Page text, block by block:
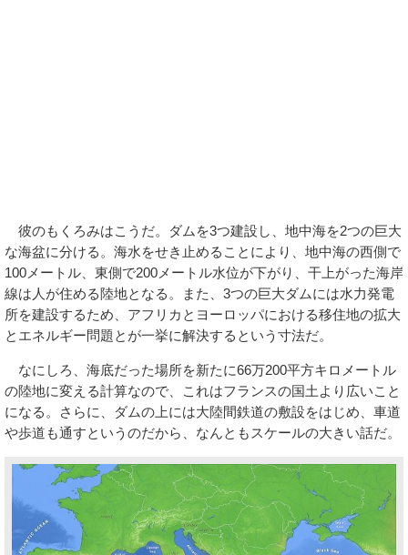
彼のもくろみはこうだ。ダムを3つ建設し、地中海を2つの巨大
な海盆に分ける。海水をせき止めることにより、地中海の西側で
100メートル、東側で200メートル水位が下がり、干上がった海岸
線は人が住める陸地となる。また、3つの巨大ダムには水力発電
所を建設するため、アフリカとヨーロッパにおける移住地の拡大
とエネルギー問題とが一挙に解決するという寸法だ。
なにしろ、海底だった場所を新たに66万200平方キロメートル
の陸地に変える計算なので、これはフランスの国土より広いこと
になる。さらに、ダムの上には大陸間鉄道の敷設をはじめ、車道
や歩道も通すというのだから、なんともスケールの大きい話だ。